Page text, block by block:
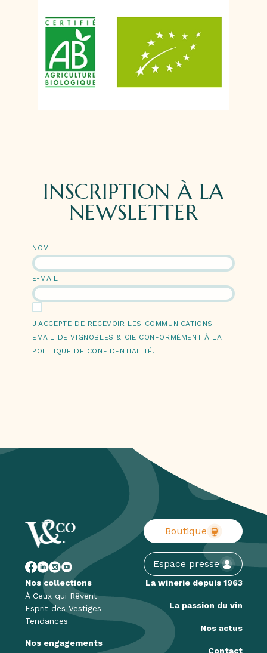
INSCRIPTION À LA
NEWSLETTER
NOM
E-MAIL
J'ACCEPTE DE RECEVOIR LES COMMUNICATIONS
EMAIL DE VIGNOBLES & CIE CONFORMÉMENT À LA
POLITIQUE DE CONFIDENTIALITÉ.
Nos collections
À Ceux qui Rêvent
Esprit des Vestiges
Tendances
Nos engagements
La winerie depuis 1963
La passion du vin
Nos actus
Contact
Boutique
Espace presse